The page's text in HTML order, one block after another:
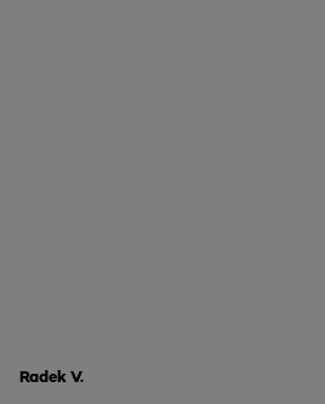
Radek V.